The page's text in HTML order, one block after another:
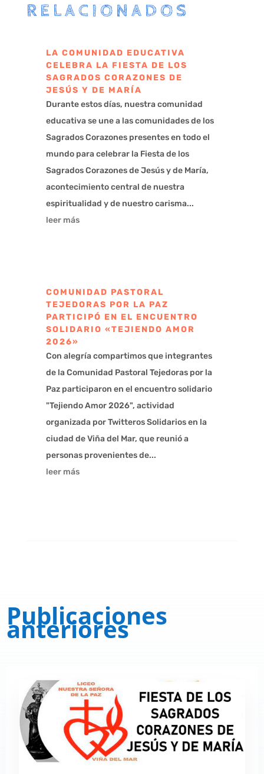
RELACIONADOS
LA COMUNIDAD EDUCATIVA
CELEBRA LA FIESTA DE LOS
SAGRADOS CORAZONES DE
JESÚS Y DE MARÍA
Durante estos días, nuestra comunidad
educativa se une a las comunidades de los
Sagrados Corazones presentes en todo el
mundo para celebrar la Fiesta de los
Sagrados Corazones de Jesús y de María,
acontecimiento central de nuestra
espiritualidad y de nuestro carisma...
leer más
COMUNIDAD PASTORAL
TEJEDORAS POR LA PAZ
PARTICIPÓ EN EL ENCUENTRO
SOLIDARIO «TEJIENDO AMOR
2026»
Con alegría compartimos que integrantes
de la Comunidad Pastoral Tejedoras por la
Paz participaron en el encuentro solidario
"Tejiendo Amor 2026", actividad
organizada por Twitteros Solidarios en la
ciudad de Viña del Mar, que reunió a
personas provenientes de...
leer más
Publicaciones
anteriores